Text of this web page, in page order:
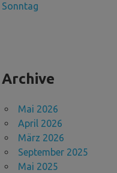
Sonntag
Archive
Mai 2026
April 2026
März 2026
September 2025
Mai 2025